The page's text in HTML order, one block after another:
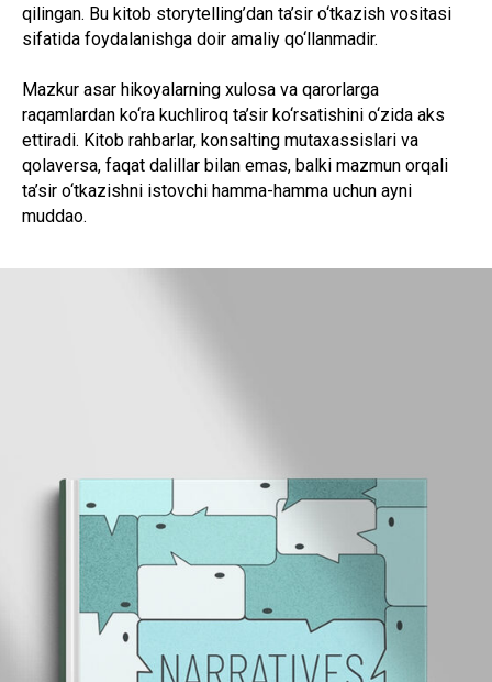
qilingan. Bu kitob storytelling’dan ta’sir o‘tkazish vositasi
sifatida foydalanishga doir amaliy qo‘llanmadir.
Mazkur asar hikoyalarning xulosa va qarorlarga
raqamlardan ko‘ra kuchliroq ta’sir ko‘rsatishini o‘zida aks
ettiradi. Kitob rahbarlar, konsalting mutaxassislari va
qolaversa, faqat dalillar bilan emas, balki mazmun orqali
ta’sir o‘tkazishni istovchi hamma-hamma uchun ayni
muddao.